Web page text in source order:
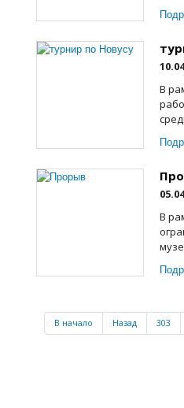
В
В
В начало Назад 303